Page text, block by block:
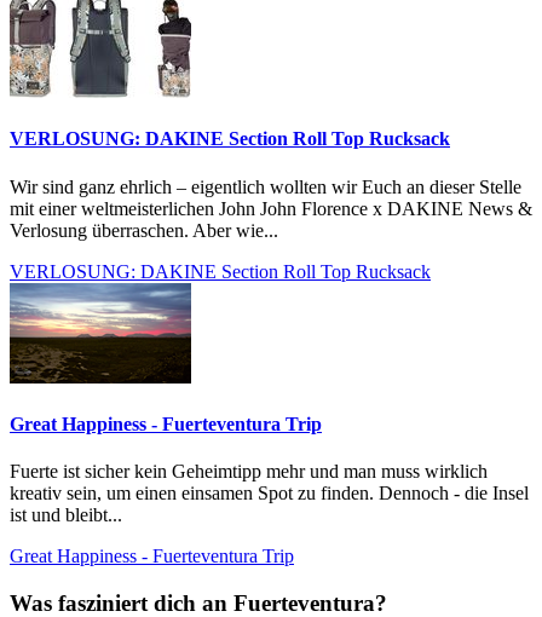
VERLOSUNG: DAKINE Section Roll Top Rucksack
Wir sind ganz ehrlich – eigentlich wollten wir Euch an dieser Stelle
mit einer weltmeisterlichen John John Florence x DAKINE News &
Verlosung überraschen. Aber wie...
VERLOSUNG: DAKINE Section Roll Top Rucksack
Great Happiness - Fuerteventura Trip
Fuerte ist sicher kein Geheimtipp mehr und man muss wirklich
kreativ sein, um einen einsamen Spot zu finden. Dennoch - die Insel
ist und bleibt...
Great Happiness - Fuerteventura Trip
Was fasziniert dich an Fuerteventura?